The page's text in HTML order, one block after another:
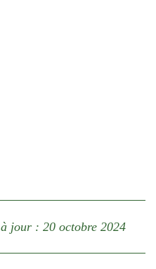
jour : 20 octobre 2024